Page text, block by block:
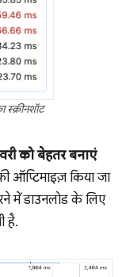
स्क्रीनशॉट
को बेहतर बनाएं
ऑप्टिमाइज़ किया जा
में डाउनलोड के लिए
है.